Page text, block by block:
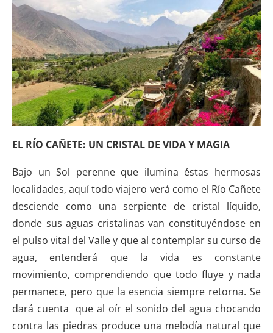
EL RÍO CAÑETE: UN CRISTAL DE VIDA Y MAGIA
Bajo un Sol perenne que ilumina éstas hermosas
localidades, aquí todo viajero verá como el Río Cañete
desciende como una serpiente de cristal líquido,
donde sus aguas cristalinas van constituyéndose en
el pulso vital del Valle y que al contemplar su curso de
agua, entenderá que la vida es constante
movimiento, comprendiendo que todo fluye y nada
permanece, pero que la esencia siempre retorna. Se
dará cuenta que al oír el sonido del agua chocando
contra las piedras produce una melodía natural que